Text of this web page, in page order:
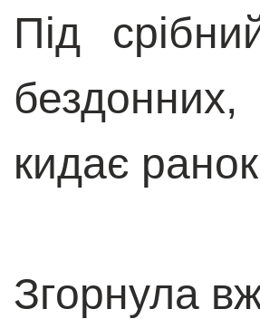
Під
бездонних,
кидає
Згорнула